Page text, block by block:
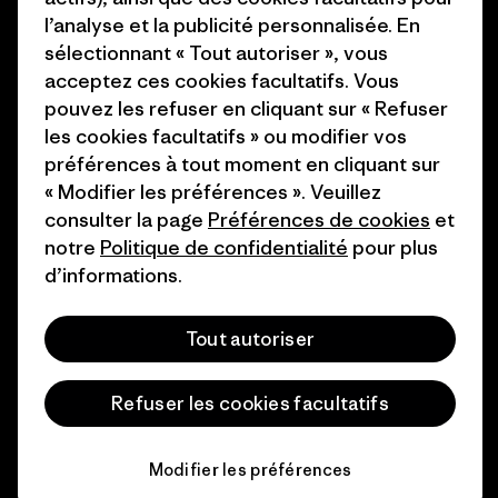
Comment nous finançons
Nos magasins
Industry program
Programme d’affiliation
Patagonia France Plan du site
© 2026 Patagonia, Inc. All Rights Reserved.
français
l’analyse et la publicité personnalisée. En
sélectionnant « Tout autoriser », vous
acceptez ces cookies facultatifs. Vous
pouvez les refuser en cliquant sur « Refuser
les cookies facultatifs » ou modifier vos
préférences à tout moment en cliquant sur
« Modifier les préférences ». Veuillez
consulter la page Préférences de cookies et
notre Politique de confidentialité pour plus
d’informations.
Tout autoriser
Refuser les cookies facultatifs
Modifier les préférences